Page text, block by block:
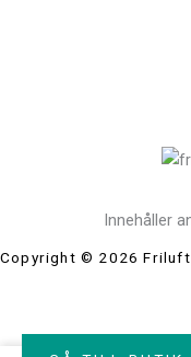
Innehåller
Copyright © 2026